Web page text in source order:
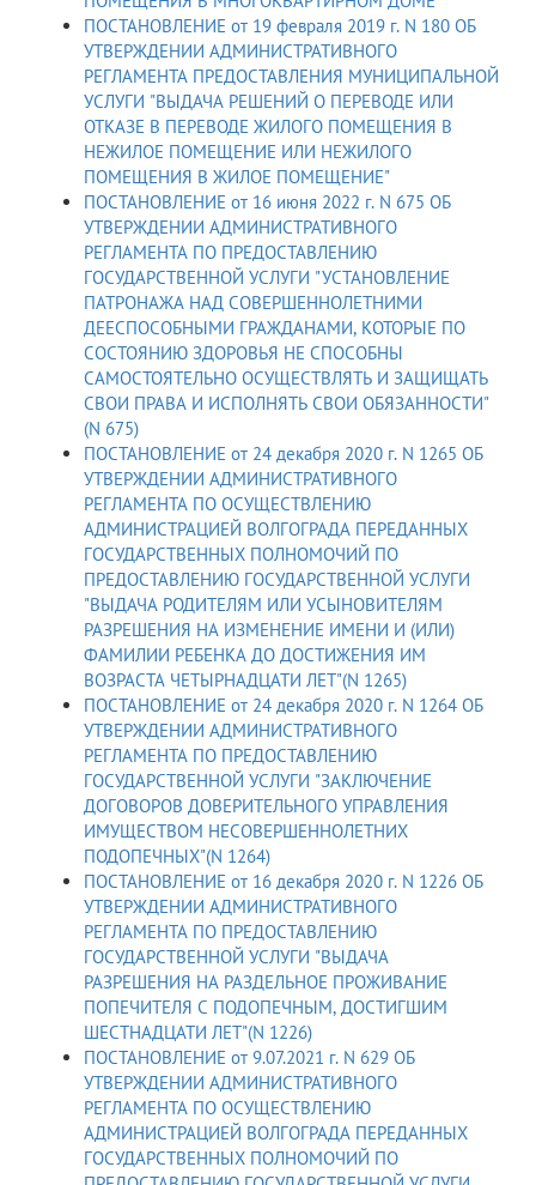
ПОСТАНОВЛЕНИЕ от 19 февраля 2019 г. N 180 ОБ
УТВЕРЖДЕНИИ АДМИНИСТРАТИВНОГО
РЕГЛАМЕНТА ПРЕДОСТАВЛЕНИЯ МУНИЦИПАЛЬНОЙ
УСЛУГИ "ВЫДАЧА РЕШЕНИЙ О ПЕРЕВОДЕ ИЛИ
ОТКАЗЕ В ПЕРЕВОДЕ ЖИЛОГО ПОМЕЩЕНИЯ В
НЕЖИЛОЕ ПОМЕЩЕНИЕ ИЛИ НЕЖИЛОГО
ПОМЕЩЕНИЯ В ЖИЛОЕ ПОМЕЩЕНИЕ"
ПОСТАНОВЛЕНИЕ от 16 июня 2022 г. N 675 ОБ
УТВЕРЖДЕНИИ АДМИНИСТРАТИВНОГО
РЕГЛАМЕНТА ПО ПРЕДОСТАВЛЕНИЮ
ГОСУДАРСТВЕННОЙ УСЛУГИ "УСТАНОВЛЕНИЕ
ПАТРОНАЖА НАД СОВЕРШЕННОЛЕТНИМИ
ДЕЕСПОСОБНЫМИ ГРАЖДАНАМИ, КОТОРЫЕ ПО
СОСТОЯНИЮ ЗДОРОВЬЯ НЕ СПОСОБНЫ
САМОСТОЯТЕЛЬНО ОСУЩЕСТВЛЯТЬ И ЗАЩИЩАТЬ
СВОИ ПРАВА И ИСПОЛНЯТЬ СВОИ ОБЯЗАННОСТИ"
(N 675)
ПОСТАНОВЛЕНИЕ от 24 декабря 2020 г. N 1265 ОБ
УТВЕРЖДЕНИИ АДМИНИСТРАТИВНОГО
РЕГЛАМЕНТА ПО ОСУЩЕСТВЛЕНИЮ
АДМИНИСТРАЦИЕЙ ВОЛГОГРАДА ПЕРЕДАННЫХ
ГОСУДАРСТВЕННЫХ ПОЛНОМОЧИЙ ПО
ПРЕДОСТАВЛЕНИЮ ГОСУДАРСТВЕННОЙ УСЛУГИ
"ВЫДАЧА РОДИТЕЛЯМ ИЛИ УСЫНОВИТЕЛЯМ
РАЗРЕШЕНИЯ НА ИЗМЕНЕНИЕ ИМЕНИ И (ИЛИ)
ФАМИЛИИ РЕБЕНКА ДО ДОСТИЖЕНИЯ ИМ
ВОЗРАСТА ЧЕТЫРНАДЦАТИ ЛЕТ"(N 1265)
ПОСТАНОВЛЕНИЕ от 24 декабря 2020 г. N 1264 ОБ
УТВЕРЖДЕНИИ АДМИНИСТРАТИВНОГО
РЕГЛАМЕНТА ПО ПРЕДОСТАВЛЕНИЮ
ГОСУДАРСТВЕННОЙ УСЛУГИ "ЗАКЛЮЧЕНИЕ
ДОГОВОРОВ ДОВЕРИТЕЛЬНОГО УПРАВЛЕНИЯ
ИМУЩЕСТВОМ НЕСОВЕРШЕННОЛЕТНИХ
ПОДОПЕЧНЫХ"(N 1264)
ПОСТАНОВЛЕНИЕ от 16 декабря 2020 г. N 1226 ОБ
УТВЕРЖДЕНИИ АДМИНИСТРАТИВНОГО
РЕГЛАМЕНТА ПО ПРЕДОСТАВЛЕНИЮ
ГОСУДАРСТВЕННОЙ УСЛУГИ "ВЫДАЧА
РАЗРЕШЕНИЯ НА РАЗДЕЛЬНОЕ ПРОЖИВАНИЕ
ПОПЕЧИТЕЛЯ С ПОДОПЕЧНЫМ, ДОСТИГШИМ
ШЕСТНАДЦАТИ ЛЕТ"(N 1226)
ПОСТАНОВЛЕНИЕ от 9.07.2021 г. N 629 ОБ
УТВЕРЖДЕНИИ АДМИНИСТРАТИВНОГО
РЕГЛАМЕНТА ПО ОСУЩЕСТВЛЕНИЮ
АДМИНИСТРАЦИЕЙ ВОЛГОГРАДА ПЕРЕДАННЫХ
ГОСУДАРСТВЕННЫХ ПОЛНОМОЧИЙ ПО